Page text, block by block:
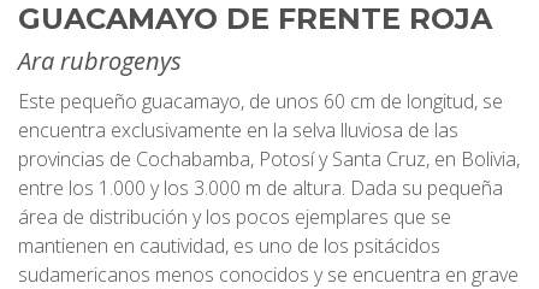
GUACAMAYO DE FRENTE ROJA
Ara rubrogenys
Este pequeño guacamayo, de unos 60 cm de longitud, se
encuentra exclusivamente en la selva lluviosa de las
provincias de Cochabamba, Potosí y Santa Cruz, en Bolivia,
entre los 1.000 y los 3.000 m de altura. Dada su pequeña
área de distribución y los pocos ejemplares que se
mantienen en cautividad, es uno de los psitácidos
sudamericanos menos conocidos y se encuentra en grave